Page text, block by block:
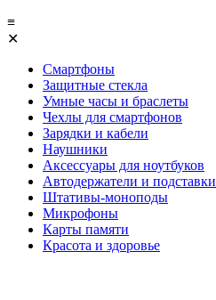
≡
✕
Смартфоны
Защитные стекла
Умные часы и браслеты
Чехлы для смартфонов
Зарядки и кабели
Наушники
Аксессуары для ноутбуков
Автодержатели и подставки
Штативы-моноподы
Микрофоны
Карты памяти
Красота и здоровье